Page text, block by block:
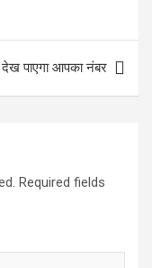
पाएगा आपका नंबर
Required fields